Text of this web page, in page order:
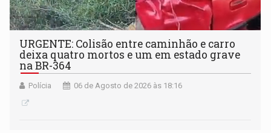
URGENTE: Colisão entre caminhão e carro
deixa quatro mortos e um em estado grave
na BR-364
Polícia 06 de Agosto de 2026 às 18:16